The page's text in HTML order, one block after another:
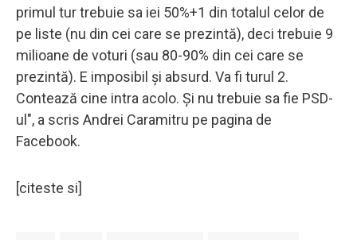
primul tur trebuie sa iei 50%+1 din totalul celor de
pe liste (nu din cei care se prezintă), deci trebuie 9
milioane de voturi (sau 80-90% din cei care se
prezintă). E imposibil și absurd. Va fi turul 2.
Contează cine intra acolo. Și nu trebuie sa fie PSD-
ul", a scris Andrei Caramitru pe pagina de
Facebook.
[citeste si]